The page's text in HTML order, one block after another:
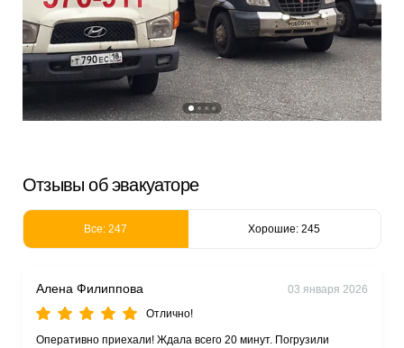
Отзывы об эвакуаторе
Все: 247 Хорошие: 245
Алена Филиппова
03 января 2026
Отлично!
Оперативно приехали! Ждала всего 20 минут. Погрузили